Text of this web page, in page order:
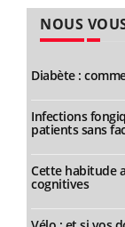
NOUS
Diabète :
Infections
patients sans
Cette habitude
cognitives